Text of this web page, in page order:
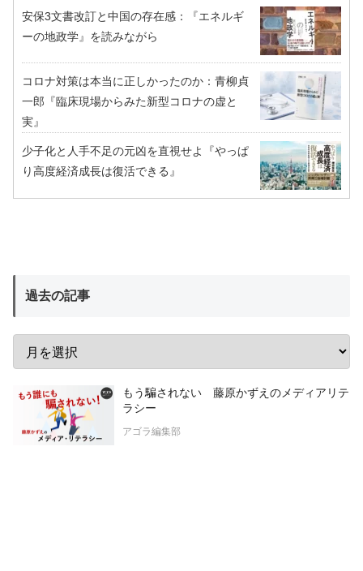
安保3文書改訂と中国の存在感：『エネルギ
ーの地政学』を読みながら
コロナ対策は本当に正しかったのか：青柳貞
一郎『臨床現場からみた新型コロナの虚と
実』
少子化と人手不足の元凶を直視せよ『やっぱ
り高度経済成長は復活できる』
過去の記事
もう騙されない 藤原かずえのメディアリテ
ラシー
アゴラ編集部